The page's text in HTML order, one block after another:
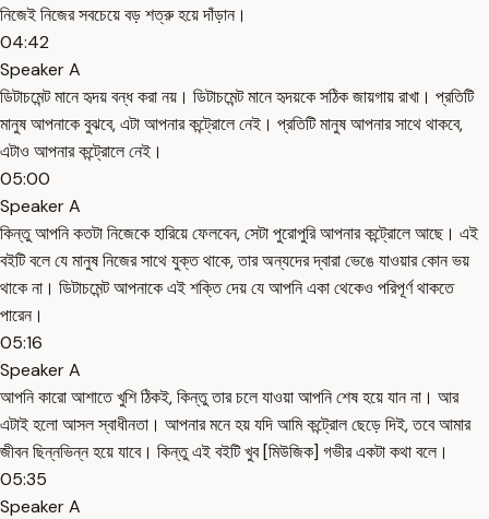
নিজেই নিজের সবচেয়ে বড় শত্রু হয়ে দাঁড়ান।
04:42
Speaker A
ডিটাচমেন্ট মানে হৃদয় বন্ধ করা নয়। ডিটাচমেন্ট মানে হৃদয়কে সঠিক জায়গায় রাখা। প্রতিটি
মানুষ আপনাকে বুঝবে, এটা আপনার কন্ট্রোলে নেই। প্রতিটি মানুষ আপনার সাথে থাকবে,
এটাও আপনার কন্ট্রোলে নেই।
05:00
Speaker A
কিন্তু আপনি কতটা নিজেকে হারিয়ে ফেলবেন, সেটা পুরোপুরি আপনার কন্ট্রোলে আছে। এই
বইটি বলে যে মানুষ নিজের সাথে যুক্ত থাকে, তার অন্যদের দ্বারা ভেঙে যাওয়ার কোন ভয়
থাকে না। ডিটাচমেন্ট আপনাকে এই শক্তি দেয় যে আপনি একা থেকেও পরিপূর্ণ থাকতে
পারেন।
05:16
Speaker A
আপনি কারো আশাতে খুশি ঠিকই, কিন্তু তার চলে যাওয়া আপনি শেষ হয়ে যান না। আর
এটাই হলো আসল স্বাধীনতা। আপনার মনে হয় যদি আমি কন্ট্রোল ছেড়ে দিই, তবে আমার
জীবন ছিন্নভিন্ন হয়ে যাবে। কিন্তু এই বইটি খুব [মিউজিক] গভীর একটা কথা বলে।
05:35
Speaker A